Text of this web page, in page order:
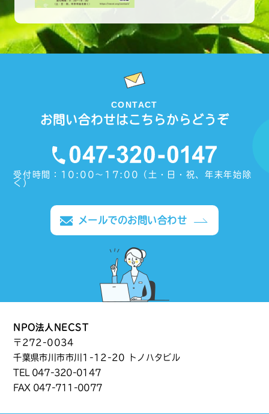
CONTACT
お問い合わせはこちらからどうぞ
受付時間：10:00〜17:00（土・日・祝、年末年始除
く）
メールでのお問い合わせ
NPO法人NECST
〒272-0034
千葉県市川市市川1-12-20 トノハタビル
TEL 047-320-0147
FAX 047-711-0077